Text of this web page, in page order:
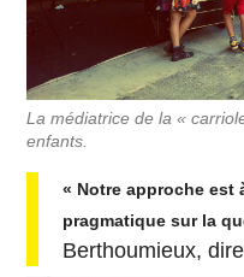
La médiatrice de la «
enfants.
« Notre approche
pragmatique sur la
Berthoumieux,